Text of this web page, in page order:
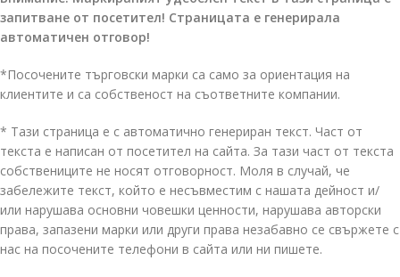
запитване от посетител! Страницата е генерирала
автоматичен отговор!
*Посочените търговски марки са само за ориентация на
клиентите и са собственост на съответните компании.
* Тази страница е с автоматично генериран текст. Част от
текста е написан от посетител на сайта. За тази част от текста
собствениците не носят отговорност. Моля в случай, че
забележите текст, който е несъвместим с нашата дейност и/
или нарушава основни човешки ценности, нарушава авторски
права, запазени марки или други права незабавно се свържете с
нас на посочените телефони в сайта или ни пишете.